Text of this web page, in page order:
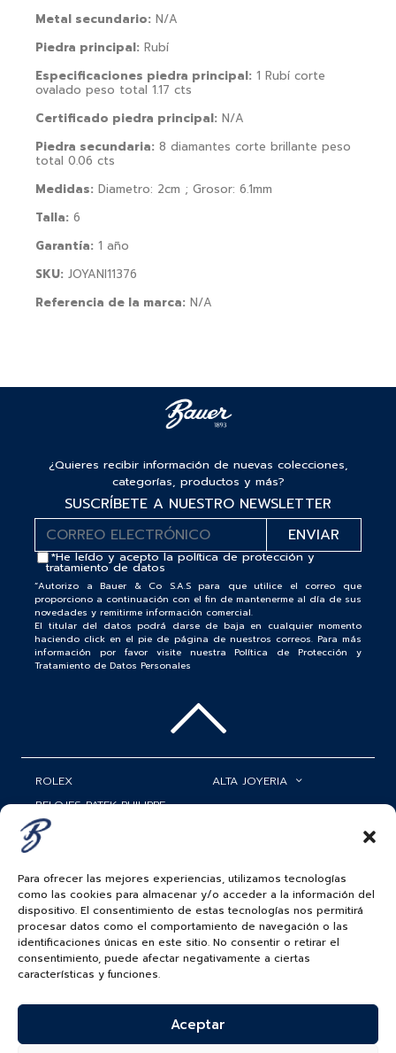
Para ofrecer las mejores experiencias, utilizamos tecnologías
como las cookies para almacenar y/o acceder a la información del
dispositivo. El consentimiento de estas tecnologías nos permitirá
procesar datos como el comportamiento de navegación o las
identificaciones únicas en este sitio. No consentir o retirar el
consentimiento, puede afectar negativamente a ciertas
características y funciones.
Aceptar
Metal secundario: N/A
Piedra principal: Rubí
Especificaciones piedra principal: 1 Rubí corte
ovalado peso total 1.17 cts
Certificado piedra principal: N/A
Piedra secundaria: 8 diamantes corte brillante peso
total 0.06 cts
Medidas: Diametro: 2cm ; Grosor: 6.1mm
Talla: 6
Garantía: 1 año
SKU: JOYANI11376
Referencia de la marca: N/A
¿Quieres recibir información de nuevas colecciones,
categorías, productos y más?
SUSCRÍBETE A NUESTRO NEWSLETTER
*He leído y acepto lapolítica de protección y
tratamiento de datos
“Autorizo a Bauer & Co S.A.S para que utilice el correo que
proporciono a continuación con el fin de mantenerme al día de sus
novedades y remitirme información comercial.
El titular del datos podrá darse de baja en cualquier momento
haciendo click en el pie de página de nuestros correos. Para más
información por favor visite nuestra Política de Protección y
Tratamiento de Datos Personales
ROLEX
RELOJES PATEK PHILIPPE
RELOJERÍA
ALTA JOYERIA
MATRIMONIOS
ACCESORIOS
BAUER NEWS
SERVICIOS
SIGUENOS EN